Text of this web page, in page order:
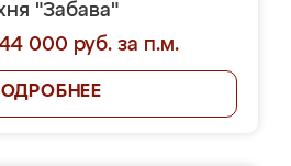
"Забава"
000 руб. за п.м.